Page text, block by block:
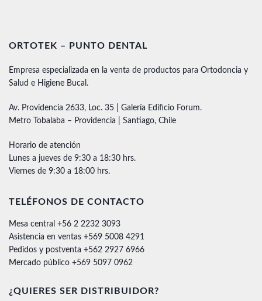
ORTOTEK – PUNTO DENTAL
Empresa especializada en la venta de productos para Ortodoncia y
Salud e Higiene Bucal.
Av. Providencia 2633, Loc. 35 | Galería Edificio Forum.
Metro Tobalaba – Providencia | Santiago, Chile
Horario de atención
Lunes a jueves de 9:30 a 18:30 hrs.
Viernes de 9:30 a 18:00 hrs.
TELÉFONOS DE CONTACTO
Mesa central +56 2 2232 3093
Asistencia en ventas +569 5008 4291
Pedidos y postventa +562 2927 6966
Mercado público +569 5097 0962
¿QUIERES SER DISTRIBUIDOR?